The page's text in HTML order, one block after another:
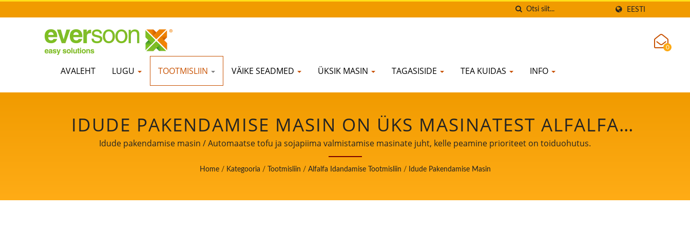
EESTI
AVALEHT LUGU TOOTMISLIIN VÄIKE SEADMED ÜKSIK MASIN TAGASISIDE TEA KUIDAS INFO
0
IDUDE PAKENDAMISE MASIN ON ÜKS MASINATEST ALFALFA
IDUDE TOOTMISLIINIS. / AUTOMAATSE TOFU JA SOJAPIIMA
VALMISTAMISE MASINATE JUHT, KELLE PEAMINE PRIORITEET
ON TOIDUOHUTUS.
Idude pakendamise masin / Automaatse tofu ja sojapiima valmistamise masinate juht, kelle peamine prioriteet on toiduohutus.
Home / Kategooria / Tootmisliin / Alfalfa Idandamise Tootmisliin / Idude Pakendamise Masin